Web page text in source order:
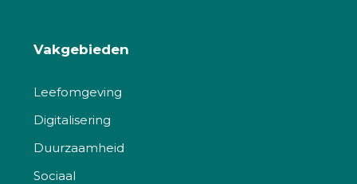
Vakgebieden
Leefomgeving
Digitalisering
Duurzaamheid
Sociaal